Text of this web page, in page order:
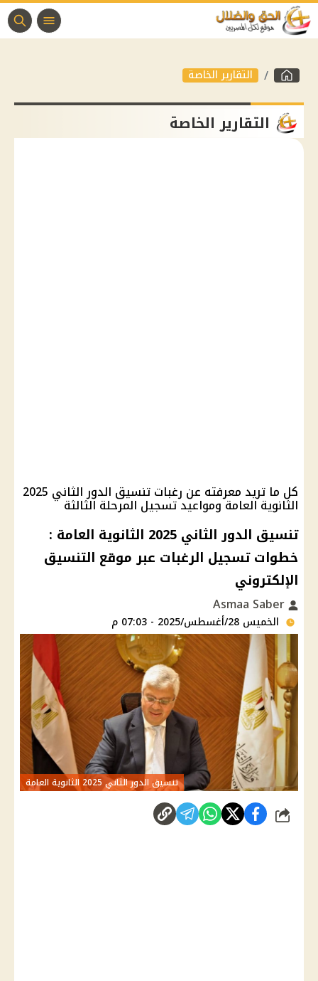
التقارير الخاصة
التقارير الخاصة
كل ما تريد معرفته عن رغبات تنسيق الدور الثاني 2025
الثانوية العامة ومواعيد تسجيل المرحلة الثالثة
تنسيق الدور الثاني 2025 الثانوية العامة :
خطوات تسجيل الرغبات عبر موقع التنسيق
الإلكتروني
الخميس 28/أغسطس/2025 - 07:03 م
تنسيق الدور الثاني 2025 الثانوية العامة
شارك